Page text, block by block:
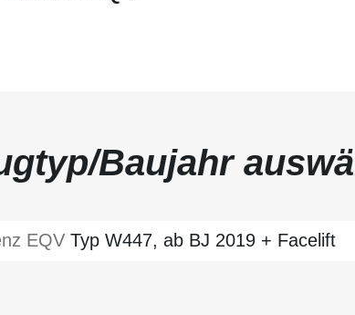
Baujahr
EQV Typ W447, ab BJ 2019 + Facelift